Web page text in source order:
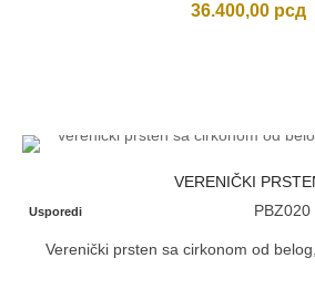
36.400,00 рсд
VERENIČKI
Usporedi PBZ020
Verenički prsten sa cirkonom od